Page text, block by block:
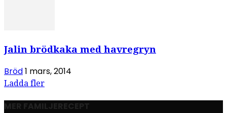
Jalin brödkaka med havregryn
Bröd1 mars, 2014
Ladda fler
MER FAMILJERECEPT